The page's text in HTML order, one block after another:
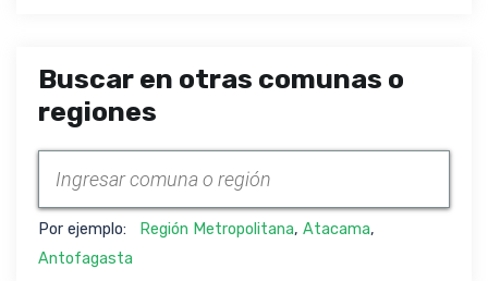
Buscar en otras comunas o
regiones
Por ejemplo: Región Metropolitana, Atacama,
Antofagasta